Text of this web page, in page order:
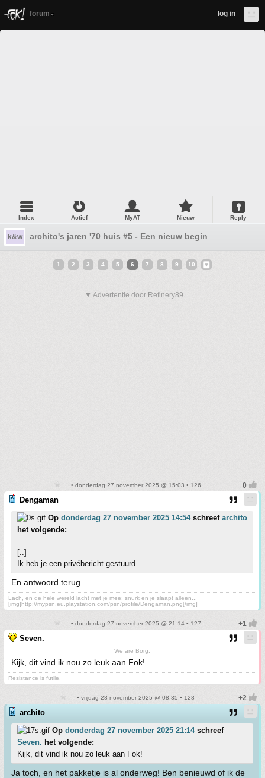
forum log in
Index Actief MyAT Nieuw Reply
k&w archito's jaren '70 huis #5 - Een nieuw begin
1 2 3 4 5 6 7 8 9 10
▼ Advertentie door Refinery89
• donderdag 27 november 2025 @ 15:03 • 126
Dengaman
Op donderdag 27 november 2025 14:54schreef archito
het volgende:
[..]
Ik heb je een privébericht gestuurd
En antwoord terug...
Lach, en de hele wereld lacht met je mee; snurk en je slaapt alleen...
[img]http://mypsn.eu.playstation.com/psn/profile/Dengaman.png[/img]
• donderdag 27 november 2025 @ 21:14 • 127
Seven.
We are Borg.
Kijk, dit vind ik nou zo leuk aan Fok!
Resistance is futile.
• vrijdag 28 november 2025 @ 08:35 • 128
archito
Op donderdag 27 november 2025 21:14schreef
Seven. het volgende:
Kijk, dit vind ik nou zo leuk aan Fok!
Ja toch, en het pakketje is al onderweg! Ben benieuwd of ik de